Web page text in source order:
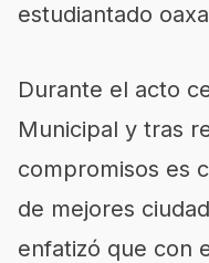
estudiantado
Durante el acto
Municipal y tras
compromisos es
de mejores
enfatizó que con